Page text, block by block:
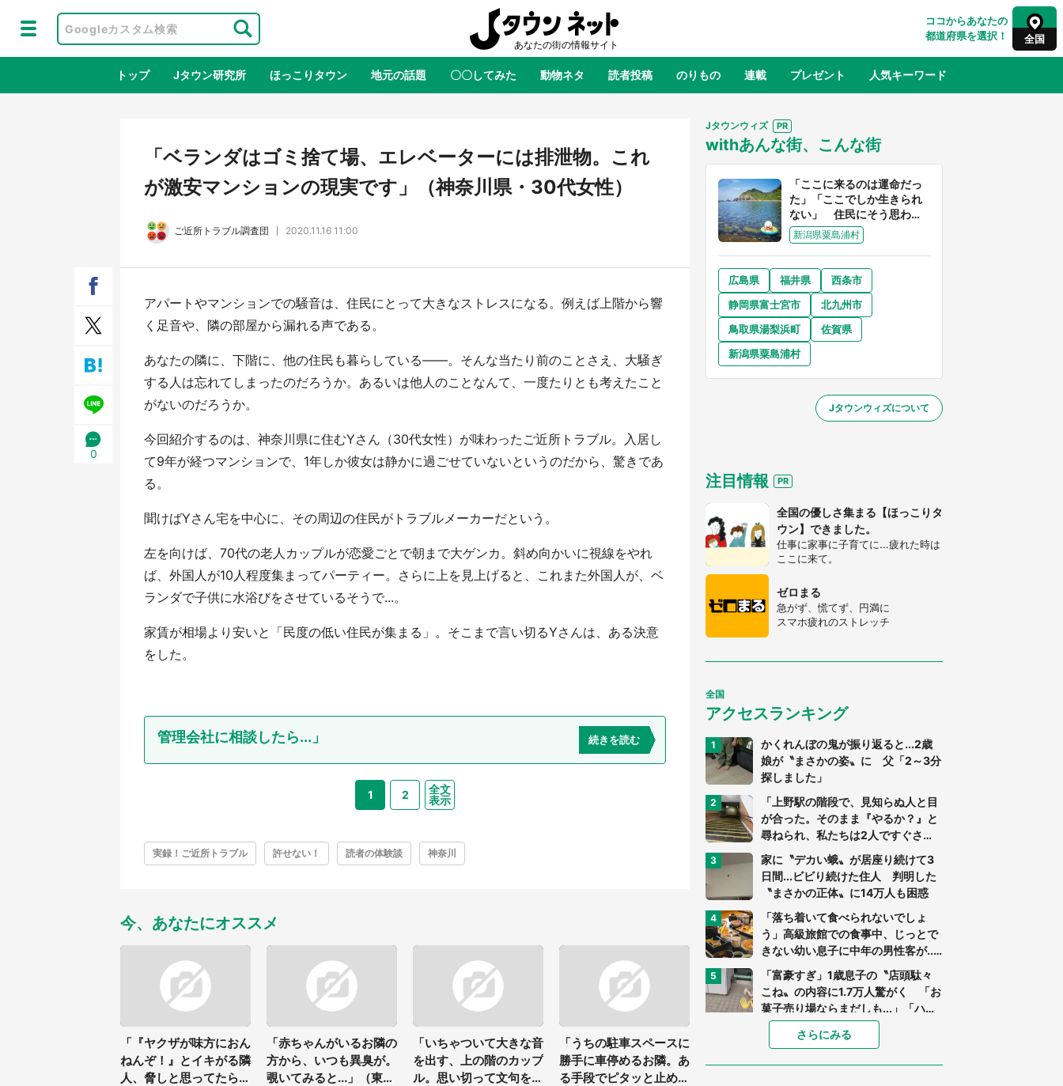
ココからあなたの
都道府県を選択！
全国
全国 全国
東北 青森 岩手 宮城 山形 福島
関東 茨城 栃木 千葉 東京 神奈川
奈良 和歌山
中国 鳥取 島根 岡山 山口
九州 福岡 佐賀 長崎 大分 宮崎
トップ Jタウン研究所 ほっこりタウン 地元の話題 〇〇してみた 動物ネタ 読者投稿 のりもの 連載 プレゼント 人気キーワード
地域×二次元 絶景 あの時はありがとう 物語がはじまる町へ ふるさと納税
ラプラス・ダークネスが栃木県を征
服！？ 県公式プロモ動画で「聖地」
に入り込む 六本木ヒルズ展望台でコ
／1～10／26】
／1～31】
『小林さんちのメイドラゴン』と舞台
のモデル・越谷がコラボ 田んぼアー
トの見頃にあわせて企画続々【7／31
～】
もっとみる
「ベランダはゴミ捨て場、エレベーターには排泄物。これ
が激安マンションの現実です」（神奈川県・30代女性）
ご近所トラブル調査団 2020.11.16 11:00
0
アパートやマンションでの騒音は、住民にとって大きなストレスになる。例えば上階から響
く足音や、隣の部屋から漏れる声である。
あなたの隣に、下階に、他の住民も暮らしている――。そんな当たり前のことさえ、大騒ぎ
する人は忘れてしまったのだろうか。あるいは他人のことなんて、一度たりとも考えたこと
がないのだろうか。
今回紹介するのは、神奈川県に住むYさん（30代女性）が味わったご近所トラブル。入居し
て9年が経つマンションで、1年しか彼女は静かに過ごせていないというのだから、驚きであ
る。
聞けばYさん宅を中心に、その周辺の住民がトラブルメーカーだという。
左を向けば、70代の老人カップルが恋愛ごとで朝まで大ゲンカ。斜め向かいに視線をやれ
ば、外国人が10人程度集まってパーティー。さらに上を見上げると、これまた外国人が、ベ
ランダで子供に水浴びをさせているそうで...。
家賃が相場より安いと「民度の低い住民が集まる」。そこまで言い切るYさんは、ある決意
をした。
管理会社に相談したら...」 続きを読む
1 2
全文
表示
実録！ご近所トラブル 許せない！ 読者の体験談 神奈川
今、あなたにオススメ
「『ヤクザが味方におん
ねんぞ！』とイキがる隣
人、脅しと思ってたら本
「赤ちゃんがいるお隣の
方から、いつも異臭が。
覗いてみると...」（東京
「いちゃついて大きな音
を出す、上の階のカップ
ル。思い切って文句を言
「うちの駐車スペースに
勝手に車停めるお隣。あ
る手段でピタッと止めさ
Jタウンウィズ
withあんな街、こんな街
「ここに来るのは運命だっ
た」「ここでしか生きられ
ない」 住民にそう思わせ
る離島「粟島」の魅力【移
住婚受付中】
新潟県粟島浦村
広島県 福井県
西条市
静岡県富士宮市
北九州市
鳥取県湯梨浜町
佐賀県
新潟県粟島浦村
Jタウンウィズについて
注目情報
全国の優しさ集まる【ほっこりタ
ウン】できました。
仕事に家事に子育てに...疲れた時は
ここに来て。
ゼロまる
急がず、慌てず、円満に
スマホ疲れのストレッチ
全国
アクセスランキング
かくれんぼの鬼が振り返ると...2歳
娘が〝まさかの姿〟に 父「2～3分
探しました」
「上野駅の階段で、見知らぬ人と目
が合った。そのまま『やるか？』と
尋ねられ、私たちは2人ですぐさ
ま...」（茨城県・70代男性）
家に〝デカい蛾〟が居座り続けて3
日間...ビビり続けた住人 判明した
〝まさかの正体〟に14万人も困惑
「落ち着いて食べられないでしょ
う」高級旅館での食事中、じっとで
きない幼い息子に中年の男性客が...
（東京都・40代男性）
「富豪すぎ」1歳息子の〝店頭駄々
こね〟の内容に1.7万人驚がく 「お
菓子売り場ならまだしも...」「ハー
ドル高い」
「閉所恐怖症の私は新幹線で大パニ
ック。隣席の青年に『手を繋いで』
とお願いしたら...」 体験談に8万
さらにみる